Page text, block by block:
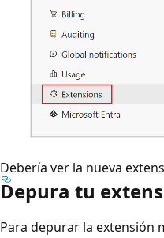
Debería ver la nueva
Depura tu
Para depurar la extensión